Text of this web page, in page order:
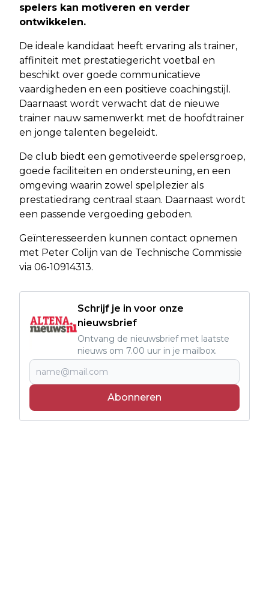
spelers kan motiveren en verder
ontwikkelen.
De ideale kandidaat heeft ervaring als trainer,
affiniteit met prestatiegericht voetbal en
beschikt over goede communicatieve
vaardigheden en een positieve coachingstijl.
Daarnaast wordt verwacht dat de nieuwe
trainer nauw samenwerkt met de hoofdtrainer
en jonge talenten begeleidt.
De club biedt een gemotiveerde spelersgroep,
goede faciliteiten en ondersteuning, en een
omgeving waarin zowel spelplezier als
prestatiedrang centraal staan. Daarnaast wordt
een passende vergoeding geboden.
Geïnteresseerden kunnen contact opnemen
met Peter Colijn van de Technische Commissie
via 06-10914313.
Schrijf je in voor onze
nieuwsbrief
Ontvang de nieuwsbrief met laatste
nieuws om 7.00 uur in je mailbox.
Abonneren